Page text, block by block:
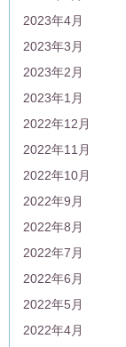
2023年4月
2023年3月
2023年2月
2023年1月
2022年12月
2022年11月
2022年10月
2022年9月
2022年8月
2022年7月
2022年6月
2022年5月
2022年4月